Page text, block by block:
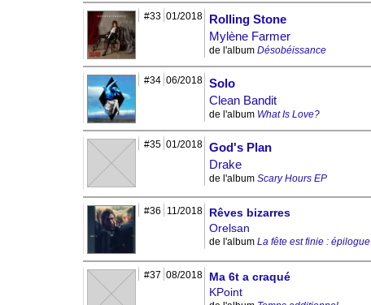
#33 01/2018
Rolling Stone
Mylène Farmer
de l'album Désobéissance
#34 06/2018 Solo
Clean Bandit
de l'album What Is Love?
#35 01/2018 God's Plan
Drake
de l'album Scary Hours EP
#36 11/2018
Rêves bizarres
Orelsan
de l'album La fête est finie : épilogue
#37 08/2018
Ma 6t a craqué
KPoint